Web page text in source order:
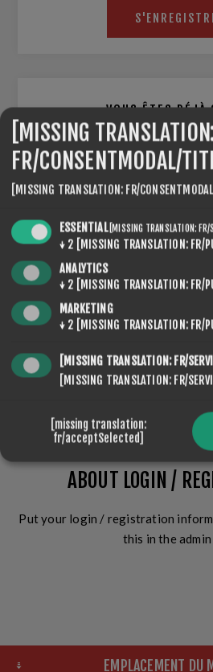
VOUS ÊTES DÉJÀ
E-MAIL:
MOT DE PASSE:
Se souvenir de moi
CONNEXION
ABOUT LOGIN /
Put your login / registration
this in the
EMPLACEMENT DU
[MISSING TRANSLATION:
FR/CONSENTMODAL/
[MISSING TRANSLATION: FR/
ESSENTIAL [MISSING TRANSLATION: FR/
↓ 2 [MISSING TRANSLATION: FR/
ANALYTICS
↓ 2 [MISSING TRANSLATION: FR/
MARKETING
↓ 2 [MISSING TRANSLATION: FR/
[MISSING TRANSLATION: FR/
[MISSING TRANSLATION: FR/
[missing translation:
fr/acceptSelected]